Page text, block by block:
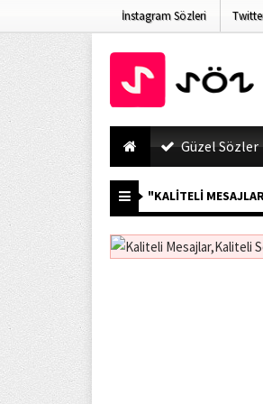
İnstagram Sözleri
Güzel Sözler
"KALITELI